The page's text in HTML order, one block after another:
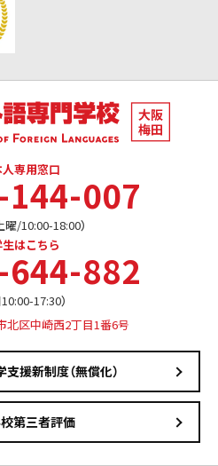
人専用窓口
007
曜/10:00-18:00）
はこちら
882
10:00-17:30）
北区中崎西2丁目1番6号
援新制度（無償化）
第三者評価